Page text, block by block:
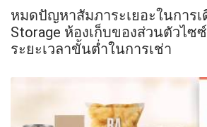
หมดปัญหาสัมภาระเยอะในการเ
Storage ห้องเก็บของส่วนตัวไซ
ระยะเวลาขั้นต่ำในการเช่า